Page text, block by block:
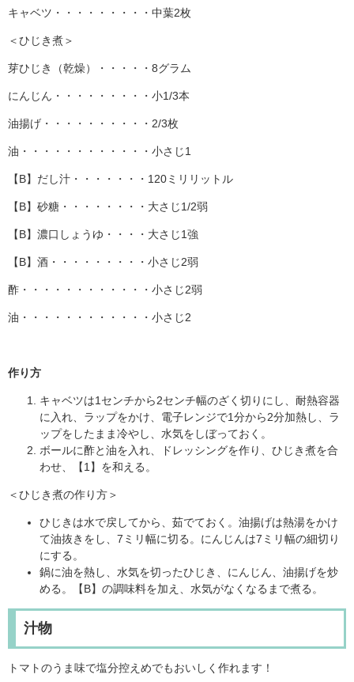
キャベツ・・・・・・・・・中葉2枚
＜ひじき煮＞
芽ひじき（乾燥）・・・・・8グラム
にんじん・・・・・・・・・小1/3本
油揚げ・・・・・・・・・・2/3枚
油・・・・・・・・・・・・小さじ1
【B】だし汁・・・・・・・120ミリリットル
【B】砂糖・・・・・・・・大さじ1/2弱
【B】濃口しょうゆ・・・・大さじ1強
【B】酒・・・・・・・・・小さじ2弱
酢・・・・・・・・・・・・小さじ2弱
油・・・・・・・・・・・・小さじ2
作り方
キャベツは1センチから2センチ幅のざく切りにし、耐熱容器
に入れ、ラップをかけ、電子レンジで1分から2分加熱し、ラ
ップをしたまま冷やし、水気をしぼっておく。
ボールに酢と油を入れ、ドレッシングを作り、ひじき煮を合
わせ、【1】を和える。
＜ひじき煮の作り方＞
ひじきは水で戻してから、茹でておく。油揚げは熱湯をかけ
て油抜きをし、7ミリ幅に切る。にんじんは7ミリ幅の細切り
にする。
鍋に油を熱し、水気を切ったひじき、にんじん、油揚げを炒
める。【B】の調味料を加え、水気がなくなるまで煮る。
汁物
トマトのうま味で塩分控えめでもおいしく作れます！